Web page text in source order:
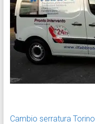
Cambio serratura Torino